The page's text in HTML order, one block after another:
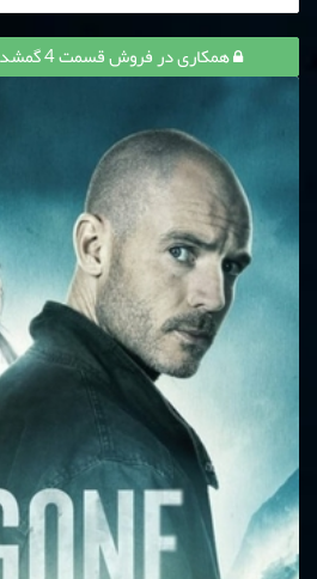
همکاری در فروش قسمت 4 گمشده و کسب درآمد از آن